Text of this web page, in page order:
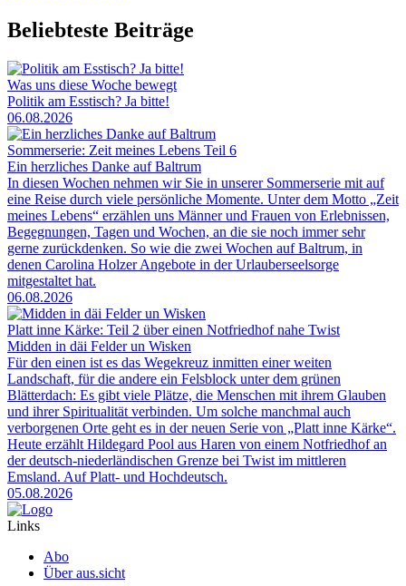
Beliebteste Beiträge
Was uns diese Woche bewegt
Politik am Esstisch? Ja bitte!
06.08.2026
Sommerserie: Zeit meines Lebens Teil 6
Ein herzliches Danke auf Baltrum
In diesen Wochen nehmen wir Sie in unserer Sommerserie mit auf
eine Reise durch viele persönliche Momente. Unter dem Motto „Zeit
meines Lebens“ erzählen uns Männer und Frauen von Erlebnissen,
Begegnungen, Tagen und Wochen, an die sie noch immer sehr
gerne zurückdenken. So wie die zwei Wochen auf Baltrum, in
denen Carolina Holzer Angebote in der Urlauberseelsorge
mitgestaltet hat.
06.08.2026
Platt inne Kärke: Teil 2 über einen Notfriedhof nahe Twist
Midden in däi Felder un Wisken
Für den einen ist es das Wegekreuz inmitten einer weiten
Landschaft, für die andere ein Felsblock unter dem grünen
Blätterdach: Es gibt viele Plätze, die Menschen mit ihrem Glauben
und ihrer Spiritualität verbinden. Um solche manchmal auch
verborgenen Orte geht es in der neuen Serie von „Platt inne Kärke“.
Heute erzählt Hildegard Pool aus Haren von einem Notfriedhof an
der deutsch-niederländischen Grenze bei Twist im mittleren
Emsland. Auf Platt- und Hochdeutsch.
05.08.2026
Links
Abo
Über aus.sicht